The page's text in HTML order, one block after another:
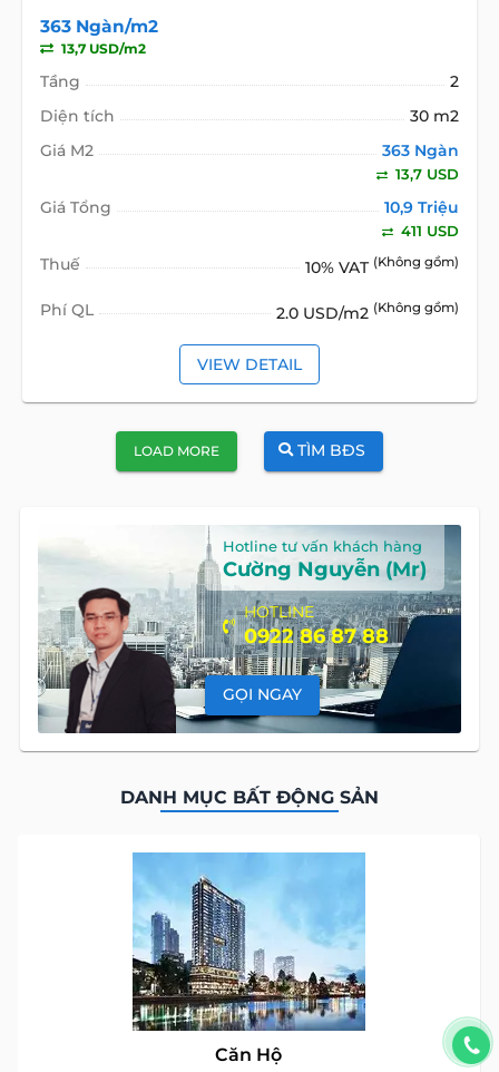
363 Ngàn/m2
13,7 USD/m2
Tầng
2
Diện tích
30 m2
Giá M2
363 Ngàn
13,7 USD
Giá Tổng 10,9 Triệu
411 USD
Thuế 10% VAT (Không gồm)
Phí QL 2.0 USD/m2 (Không gồm)
VIEW DETAIL
LOAD MORE TÌM BĐS
Hotline tư vấn khách hàng
Cường Nguyễn (Mr)
HOTLINE
0922 86 87 88
GỌI NGAY
DANH MỤC BẤT ĐỘNG SẢN
Căn Hộ